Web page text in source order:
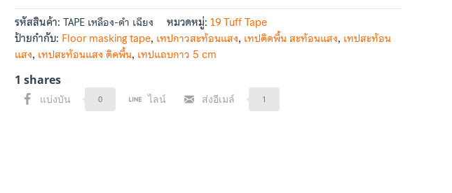
รหัสสินค้า: TAPE เหลือง-ดำ เฉียง หมวดหมู่: 19 Tuff Tape
ป้ายกำกับ: Floor masking tape, เทปกาวสะท้อนแสง, เทปติดพื้น สะท้อนแสง, เทปสะท้อน
แสง, เทปสะท้อนแสง ติดพื้น, เทปแถบกาว 5 cm
1 shares
แบ่งบัน 0 ไลน์ ส่งอีเมล์ 1